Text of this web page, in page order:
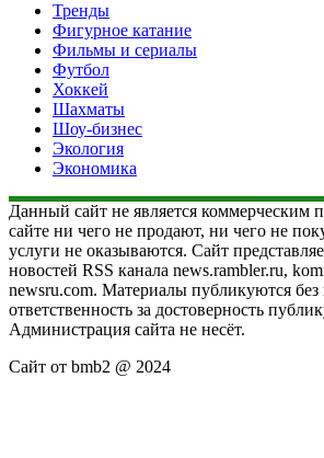
Тренды
Фигурное катание
Фильмы и сериалы
Футбол
Хоккей
Шахматы
Шоу-бизнес
Экология
Экономика
Данный сайт не является коммерческим
сайте ни чего не продают, ни чего не
услуги не оказываются. Сайт
новостей RSS канала news.rambler.ru,
newsru.com. Материалы публикуются без
ответственность за достоверность
Администрация сайта не несёт.
Сайт от bmb2 @ 2024